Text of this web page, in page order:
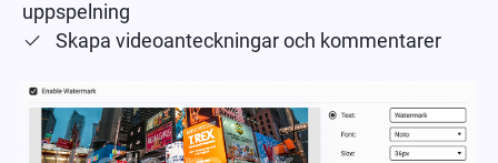
uppspelning
Skapa videoanteckningar och kommentarer